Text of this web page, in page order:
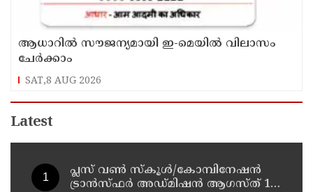
ആധാറിൽ സൗജന്യമായി ഇ-മെയിൽ വിലാസം
ചേർക്കാം
SAT,8 AUG 2026
Latest
പ്ലസ് വൺ സ്‌കൂൾ/കോമ്പിനേഷൻ
ട്രാൻസ്ഫർ അഡ്മിഷൻ ആഗസ്ത് 10,